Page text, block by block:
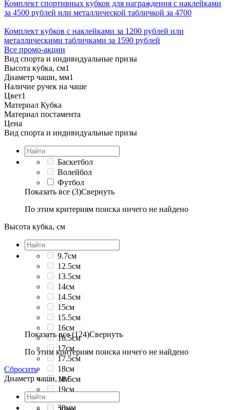
Комплект спортивных кубков для награждения с наклейками
за 4500 рублей или металлической табличкой за 4700
Комплект кубков с наклейками за 1200 рублей или
металлическими табличками за 1590 рублей
Все промо-акции
Вид спорта и индивидуальные призы
Высота кубка, см1
Диаметр чаши, мм1
Наличие ручек на чаше
Цвет1
Материал Кубка
Материал постамента
Цена
Вид спорта и индивидуальные призы
Баскетбол
Волейбол
Футбол
Показать все (3)Свернуть
По этим критериям поиска ничего не найдено
Высота кубка, см
9.7см
12.5см
13.5см
14см
14.5см
15см
15.5см
16см
16.5см
17см
17.5см
18см
18.5см
19см
Показать все (124)Свернуть
По этим критериям поиска ничего не найдено
Сбросить
Диаметр чаши, мм
30мм